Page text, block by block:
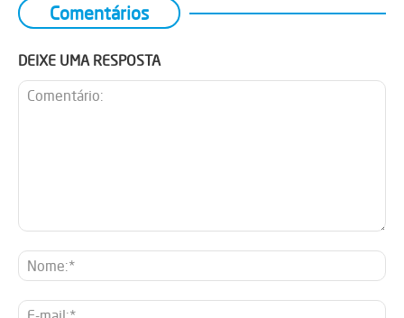
Comentários
DEIXE UMA RESPOSTA
E-